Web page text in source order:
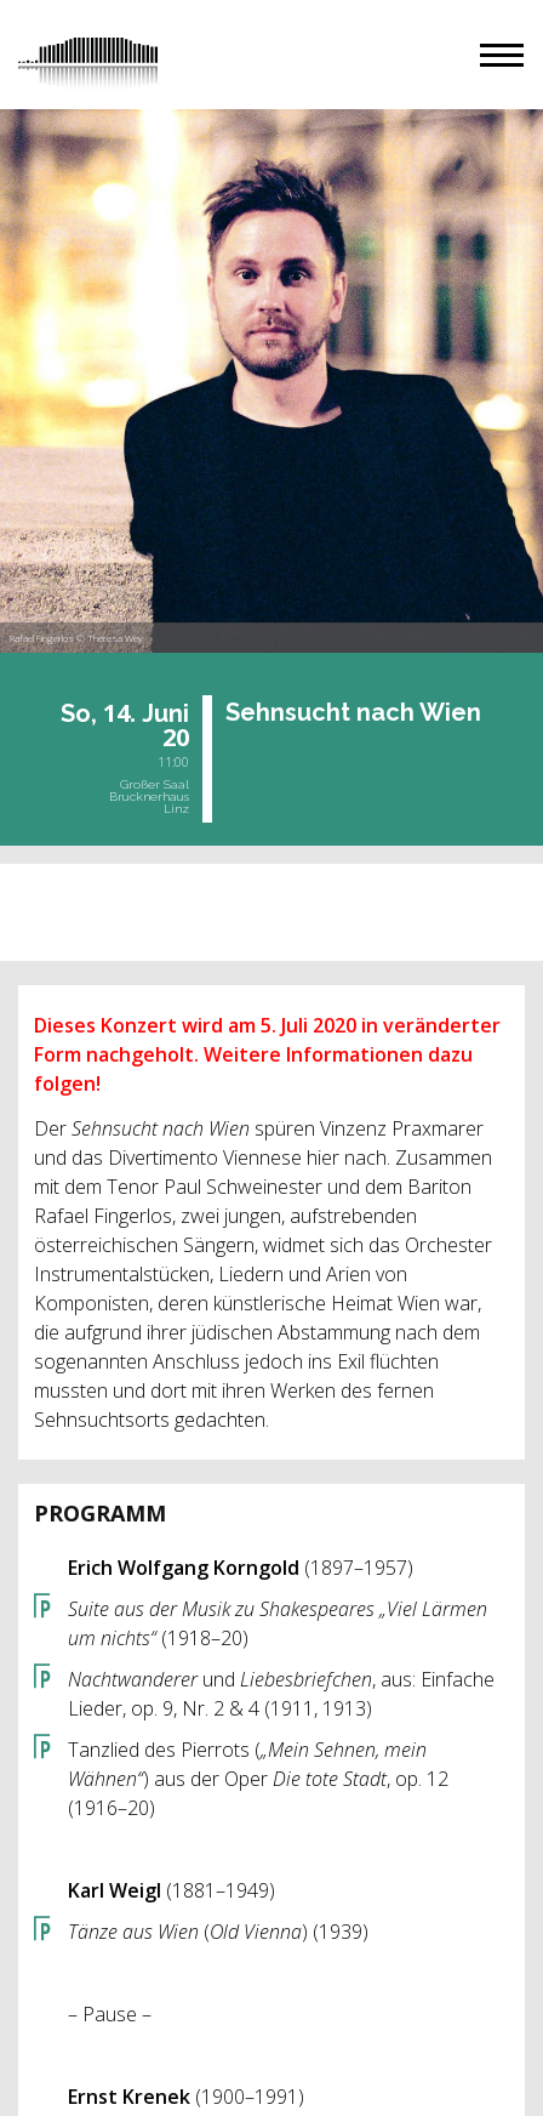
Rafael Fingerlos © Theresa Wey
So, 14. Juni
20
11:00
Großer Saal
Brucknerhaus
Linz
Sehn­sucht nach Wien
Dieses Konzert wird am 5. Juli 2020 in veränderter
Form nachgeholt. Weitere Informationen dazu
folgen!
DerSehnsucht nach Wien spüren Vinzenz Praxmarer
und das Divertimento Viennese hier nach. Zusammen
mit dem Tenor Paul Schweinester und dem Bariton
Rafael Fingerlos, zwei jungen, aufstrebenden
österreichischen Sängern, widmet sich das Orchester
Instrumentalstücken, Liedern und Arien von
Komponisten, deren künstlerische Heimat Wien war,
die aufgrund ihrer jüdischen Abstammung nach dem
sogenannten Anschluss jedoch ins Exil flüchten
mussten und dort mit ihren Werken des fernen
Sehnsuchtsorts gedachten.
PROGRAMM
Erich Wolfgang Korngold (1897–1957)
Suite aus der Musik zu Shakespeares „Viel Lärmen
um nichts“(1918–20)
Nachtwandererund Liebesbriefchen, aus: Einfache
Lieder, op. 9, Nr. 2 & 4 (1911, 1913)
Tanzlied des Pierrots („Mein Sehnen, mein
Wähnen“) aus der OperDie tote Stadt, op. 12
(1916–20)
Karl Weigl (1881–1949)
Tänze aus Wien (Old Vienna) (1939)
– Pause –
Ernst Krenek (1900–1991)